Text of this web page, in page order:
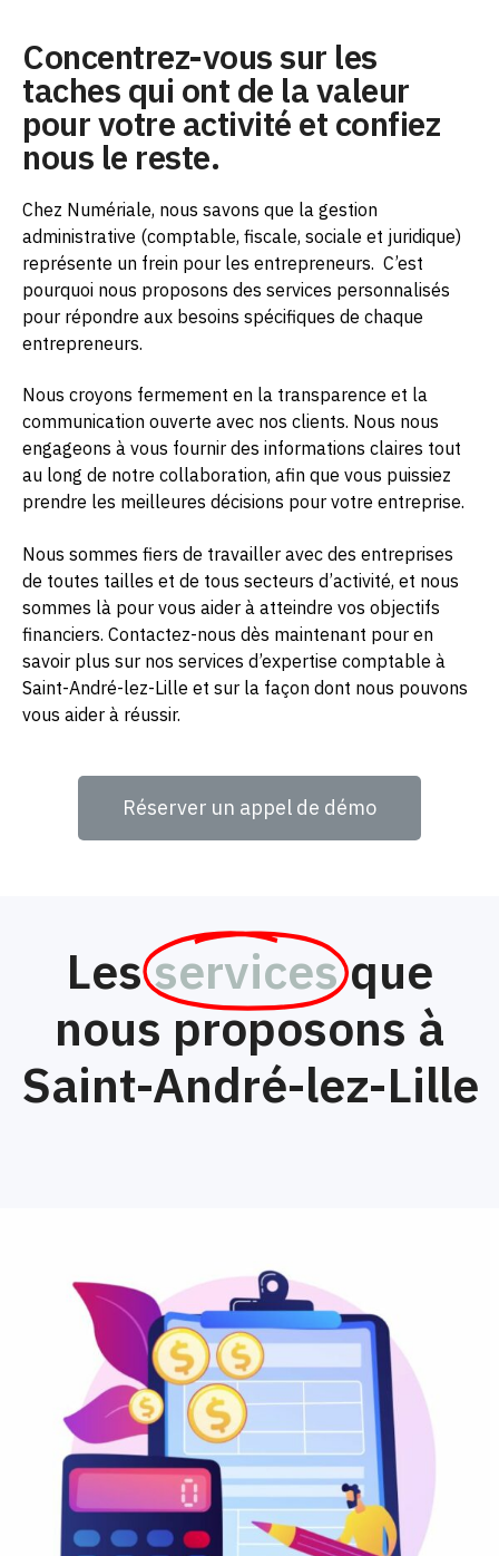
Concentrez-vous sur les
taches qui ont de la valeur
pour votre activité et confiez
nous le reste.
Chez Numériale, nous savons que la gestion
administrative (comptable, fiscale, sociale et juridique)
représente un frein pour les entrepreneurs. C’est
pourquoi nous proposons des services personnalisés
pour répondre aux besoins spécifiques de chaque
entrepreneurs.
Nous croyons fermement en la transparence et la
communication ouverte avec nos clients. Nous nous
engageons à vous fournir des informations claires tout
au long de notre collaboration, afin que vous puissiez
prendre les meilleures décisions pour votre entreprise.
Nous sommes fiers de travailler avec des entreprises
de toutes tailles et de tous secteurs d’activité, et nous
sommes là pour vous aider à atteindre vos objectifs
financiers. Contactez-nous dès maintenant pour en
savoir plus sur nos services d’expertise comptable à
Saint-André-lez-Lille et sur la façon dont nous pouvons
vous aider à réussir.
Réserver un appel de démo
Lesservices que
nous proposons à
Saint-André-lez-Lille